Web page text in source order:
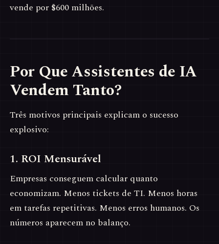
vende por $600 milhões.
Por Que Assistentes de IA
Vendem Tanto?
Três motivos principais explicam o sucesso
explosivo:
1. ROI Mensurável
Empresas conseguem calcular quanto
economizam. Menos tickets de TI. Menos horas
em tarefas repetitivas. Menos erros humanos. Os
números aparecem no balanço.